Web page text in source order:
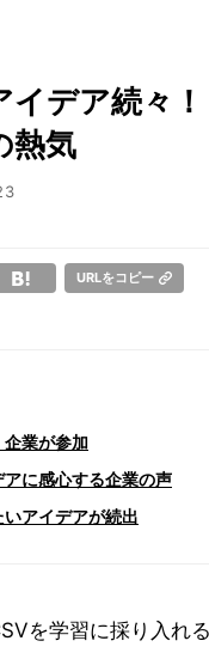
イデア続々
熱気
URLをコピー
企業が参加
に感心する企業の声
アイデアが続出
を学習に採り入れ